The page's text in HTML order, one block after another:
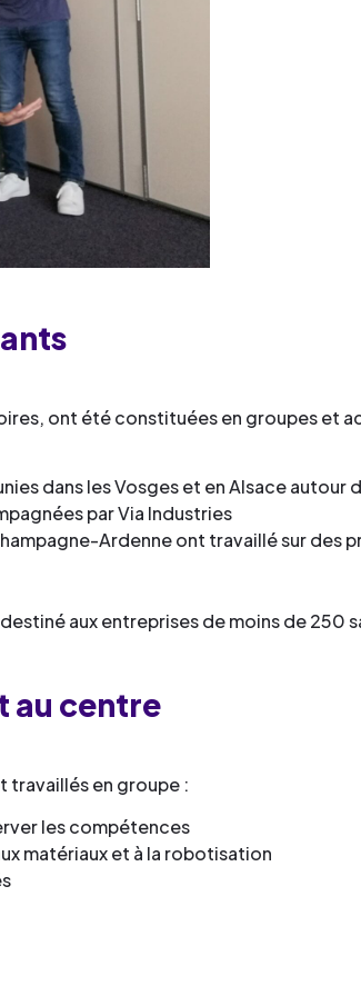
ont été constituées en groupes et
dans les Vosges et en Alsace autour
par Via Industries
Ardenne ont travaillé sur des
aux entreprises de moins de 250
au centre
en groupe :
les compétences
matériaux et à la robotisation